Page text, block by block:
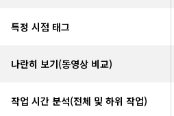
특정 시점 태그
나란히 보기(동영상 비교)
작업 시간 분석(전체 및 하위 작업)